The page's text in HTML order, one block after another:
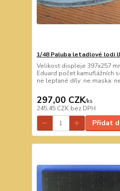
1/48 Paluba letadlové lodi
Velikost displeje 397x257
Eduard počet kamuflážních
ne leptané díly: ne maska:
297,00 CZK/ks
245,45 CZK bez DPH
Přidat